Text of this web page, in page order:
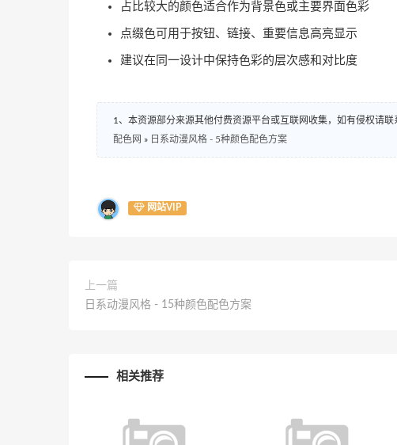
占比较大的颜色适合作为背景色或主要界面色彩
点缀色可用于按钮、链接、重要信息高亮显示
建议在同一设计中保持色彩的层次感和对比度
1、本资源部分来源其他付费资源平台或互联网收集，如有侵权请联
配色网 » 日系动漫风格 - 5种颜色配色方案
网站VIP
上一篇
日系动漫风格 - 15种颜色配色方案
相关推荐